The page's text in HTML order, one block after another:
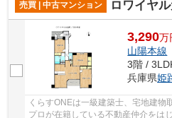
売買 | 中古マンション
ロワイヤ
3,290万
山陽本線
3階 /
兵庫県姫
くらすONEは一級建築士、宅地建物
プロが在籍している不動産仲介をは